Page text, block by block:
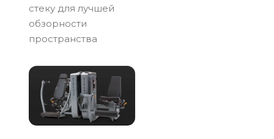
стеку для лучшей
обзорности
пространства